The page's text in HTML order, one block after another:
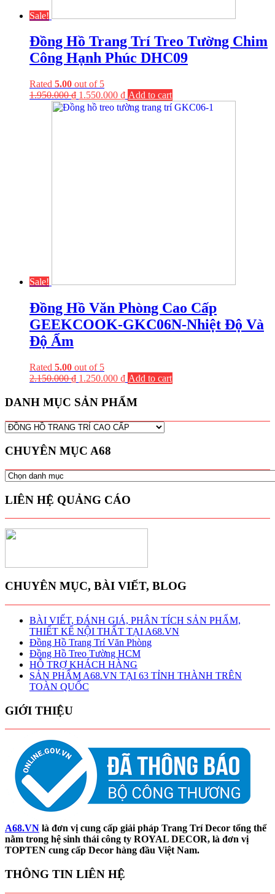
Sale!
Đồng Hồ Trang Trí Treo Tường Chim
Công Hạnh Phúc DHC09
Rated 5.00 out of 5
1.950.000₫ 1.550.000 ₫ Add to cart
Sale!
Đồng Hồ Văn Phòng Cao Cấp
GEEKCOOK-GKC06N-Nhiệt Độ Và
Độ Ẩm
Rated 5.00 out of 5
2.150.000₫ 1.250.000 ₫ Add to cart
DANH MỤC SẢN PHẨM
CHUYÊN MỤC A68
CHUYÊN
A68
LIÊN HỆ QUẢNG CÁO
CHUYÊN MỤC, BÀI VIẾT, BLOG
BÀI VIẾT, ĐÁNH GIÁ, PHÂN TÍCH SẢN PHẨM,
THIẾT KẾ NỘI THẤT TẠI A68.VN
Đồng Hồ Trang Trí Văn Phòng
Đồng Hồ Treo Tường HCM
HỖ TRỢ KHÁCH HÀNG
SẢN PHẨM A68.VN TẠI 63 TỈNH THÀNH TRÊN
TOÀN QUỐC
GIỚI THIỆU
A68.VN là đơn vị cung cấp giải pháp Trang Trí Decor tổng thể
nằm trong hệ sinh thái công ty ROYAL DECOR, là đơn vị
TOPTEN cung cấp Decor hàng đầu Việt Nam.
THÔNG TIN LIÊN HỆ